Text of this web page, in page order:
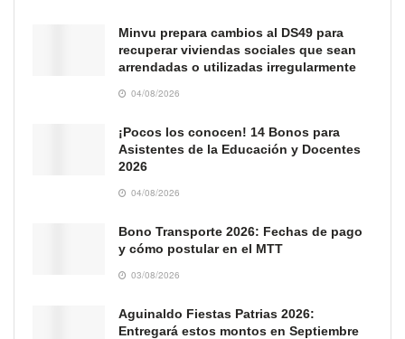
Minvu prepara cambios al DS49 para
recuperar viviendas sociales que sean
arrendadas o utilizadas irregularmente
04/08/2026
¡Pocos los conocen! 14 Bonos para
Asistentes de la Educación y Docentes
2026
04/08/2026
Bono Transporte 2026: Fechas de pago
y cómo postular en el MTT
03/08/2026
Aguinaldo Fiestas Patrias 2026:
Entregará estos montos en Septiembre